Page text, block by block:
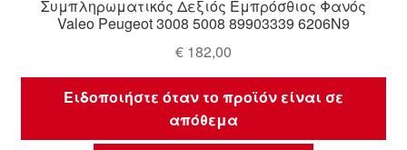
Συμπληρωματικός Δεξιός Εμπρόσθιος Φανός
Valeo Peugeot 3008 5008 89903339 6206N9
€ 182,00
Ειδοποιήστε όταν το προϊόν είναι σε
απόθεμα